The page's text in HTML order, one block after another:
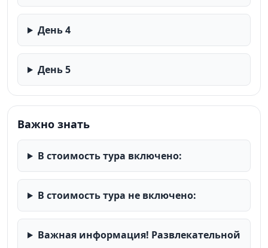
День 4
День 5
Важно знать
В стоимость тура включено:
В стоимость тура не включено:
Важная информация! Развлекательной